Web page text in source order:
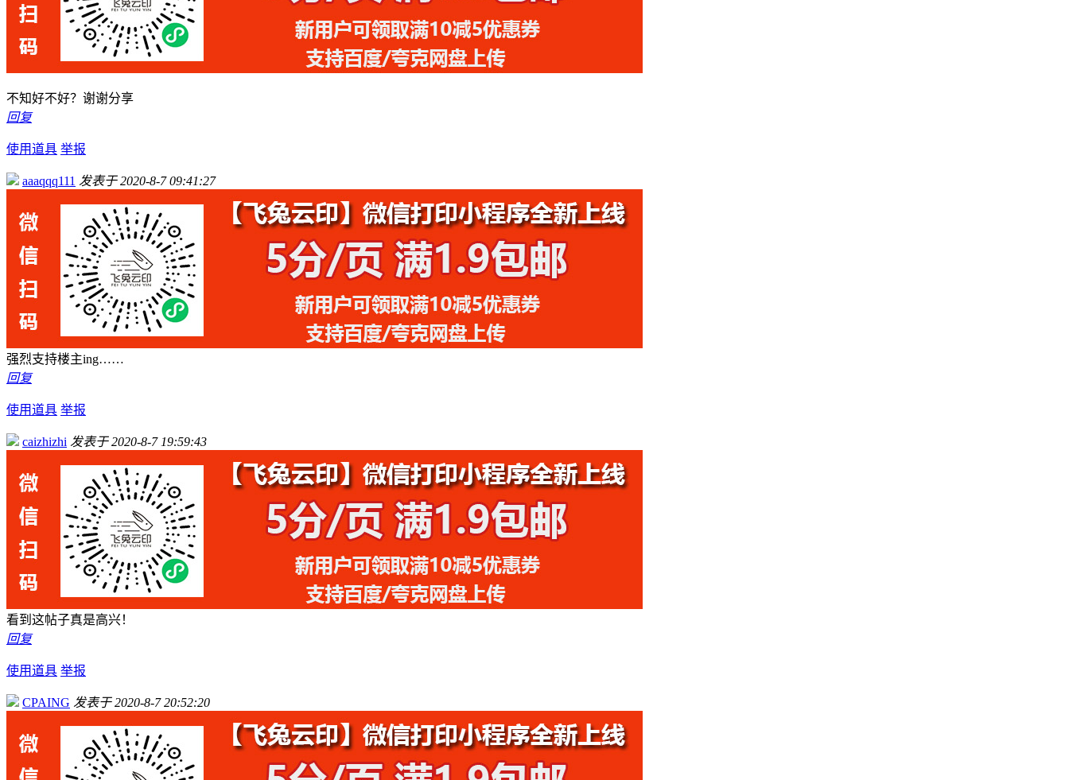
不知好不好？谢谢分享
回复
使用道具 举报
aaaqqq111 发表于 2020-8-7 09:41:27
强烈支持楼主ing……
回复
使用道具 举报
caizhizhi 发表于 2020-8-7 19:59:43
看到这帖子真是高兴！
回复
使用道具 举报
CPAING 发表于 2020-8-7 20:52:20